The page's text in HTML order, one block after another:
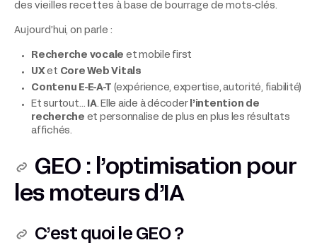
des vieilles recettes à base de bourrage de mots-clés.
Aujourd’hui, on parle :
Recherche vocale et mobile first
UXet Core Web Vitals
Contenu E-E-A-T (expérience, expertise, autorité, fiabilité)
Et surtout… IA. Elle aide à décoder l’intention de
recherche et personnalise de plus en plus les résultats
affichés.
GEO : l’optimisation pour
les moteurs d’IA
C’est quoi le GEO ?